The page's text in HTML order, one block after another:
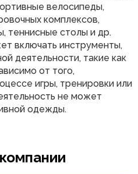
велосипеды,
комплексов,
теннисные столы и др.
включать инструменты,
деятельности, такие как
от того,
игры, тренировки или
не может
одежды.